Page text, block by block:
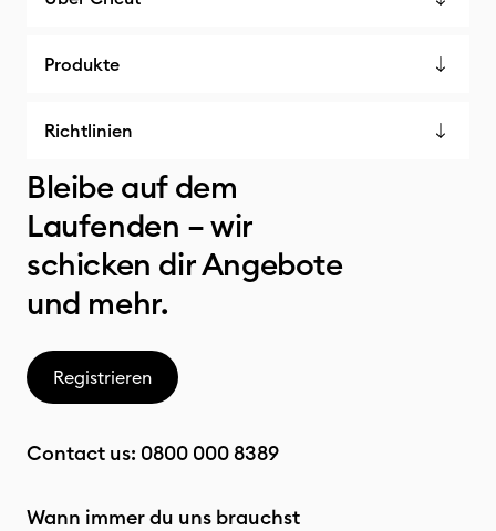
Produkte
Richtlinien
Bleibe auf dem
Laufenden – wir
schicken dir Angebote
und mehr.
Registrieren
Contact us: 0800 000 8389
Wann immer du uns brauchst